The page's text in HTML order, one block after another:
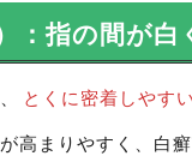
：指の間が
とくに密着しやす
高まりやすく、白